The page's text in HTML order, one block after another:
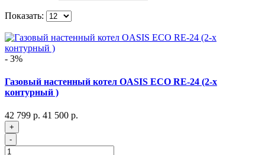
Показать:
- 3%
Газовый настенный котел OASIS ECO RE-24 (2-х
контурный )
42 799 р. 41 500 р.
+
-